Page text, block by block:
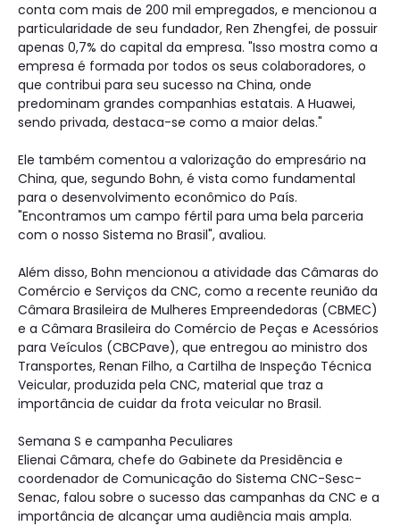
conta com mais de 200 mil empregados, e mencionou a
particularidade de seu fundador, Ren Zhengfei, de possuir
apenas 0,7% do capital da empresa. "Isso mostra como a
empresa é formada por todos os seus colaboradores, o
que contribui para seu sucesso na China, onde
predominam grandes companhias estatais. A Huawei,
sendo privada, destaca-se como a maior delas."
Ele também comentou a valorização do empresário na
China, que, segundo Bohn, é vista como fundamental
para o desenvolvimento econômico do País.
"Encontramos um campo fértil para uma bela parceria
com o nosso Sistema no Brasil", avaliou.
Além disso, Bohn mencionou a atividade das Câmaras do
Comércio e Serviços da CNC, como a recente reunião da
Câmara Brasileira de Mulheres Empreendedoras (CBMEC)
e a Câmara Brasileira do Comércio de Peças e Acessórios
para Veículos (CBCPave), que entregou ao ministro dos
Transportes, Renan Filho, a Cartilha de Inspeção Técnica
Veicular, produzida pela CNC, material que traz a
importância de cuidar da frota veicular no Brasil.
Semana S e campanha Peculiares
Elienai Câmara, chefe do Gabinete da Presidência e
coordenador de Comunicação do Sistema CNC-Sesc-
Senac, falou sobre o sucesso das campanhas da CNC e a
importância de alcançar uma audiência mais ampla.